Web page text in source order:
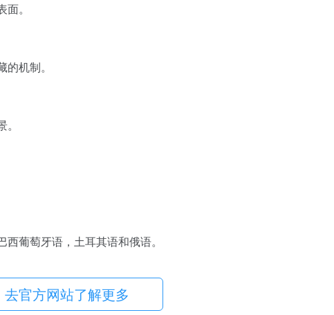
。
机制。
葡萄牙语，土耳其语和俄语。
去官方网站了解更多